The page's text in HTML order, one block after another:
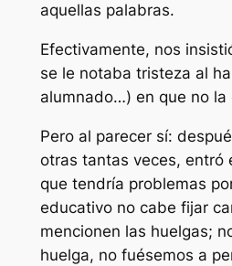
aquellas palabras.
Efectivamente, nos
se le notaba tristeza al
alumnado…) en que no
Pero al parecer sí:
otras tantas veces, entró
que tendría problemas
educativo no cabe fijar
mencionen las huelgas;
huelga, no fuésemos a